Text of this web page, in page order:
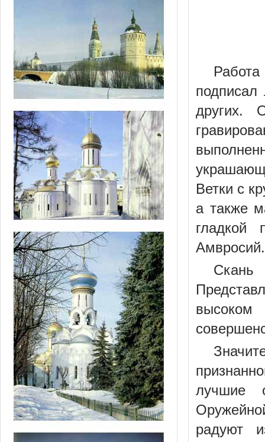
подписал
других.
Ветки с
а также
гладкой
Амвросий.
лучшие
радуют